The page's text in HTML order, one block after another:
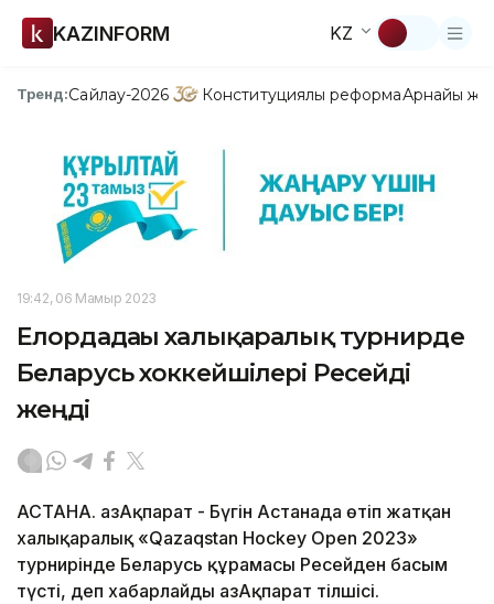
KAZINFORM KZ
Тренд:Сайлау-2026 Конституциялық реформаАрнайы
19:42, 06 Мамыр 2023
Елордадағы халықаралық турнирде
Беларусь хоккейшілері Ресейді
жеңді
АСТАНА. ҚазАқпарат - Бүгін Астанада өтіп жатқан
халықаралық «Qazaqstan Hockey Open 2023»
турнирінде Беларусь құрамасы Ресейден басым
түсті, деп хабарлайды ҚазАқпарат тілшісі.